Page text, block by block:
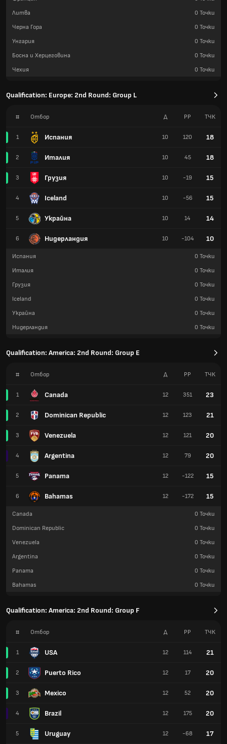
Литва
0 Точки
Черна Гора
0 Точки
Унгария
0 Точки
Босна и Херцеговина
0 Точки
Чехия
0 Точки
Qualification: Europe: 2nd Round: Group L
# Отбор
1 Испания
2 Италия
3 Грузия
4 Iceland
5 Украйна
6 Нидерландия
Д РР TЧК
10 120 18
10 45 18
10 -19 15
10 -56 15
10 14 14
10 -104 10
Испания 0 Точки
Италия
0 Точки
Грузия
0 Точки
Iceland
0 Точки
Украйна
0 Точки
Нидерландия
0 Точки
Qualification: America: 2nd Round: Group E
# Отбор
1 Canada
2 Dominican Republic
3 Venezuela
4 Argentina
5 Panama
6 Bahamas
Д РР TЧК
12 351 23
12 123 21
12 121 20
12 79 20
12 -122 15
12 -172 15
Canada 0 Точки
Dominican Republic
0 Точки
Venezuela
0 Точки
Argentina
0 Точки
Panama
0 Точки
Bahamas
0 Точки
Qualification: America: 2nd Round: Group F
# Отбор
1 USA
2 Puerto Rico
3 Mexico
4 Brazil
5 Uruguay
Д РР TЧК
12 114 21
12 17 20
12 52 20
12 175 20
12 -68 17